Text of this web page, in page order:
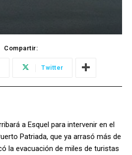
Compartir:
Twitter
a Esquel para intervenir en el
Patriada, que ya arrasó más de
la evacuación de miles de turistas